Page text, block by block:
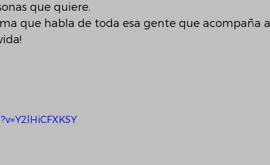
que quiere.
que habla de toda esa gente que acompaña a